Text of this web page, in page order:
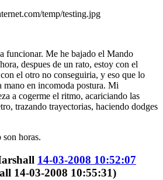
funcionar. Me he bajado el Mando
despues de un rato, estoy con el
el otro no conseguiria, y eso que lo
mano en incomoda postura. Mi
a cogerme el ritmo, acariciando las
trazando trayectorias, haciendo dodges
horas.
14-03-2008 10:52:07
14-03-2008 10:55:31)